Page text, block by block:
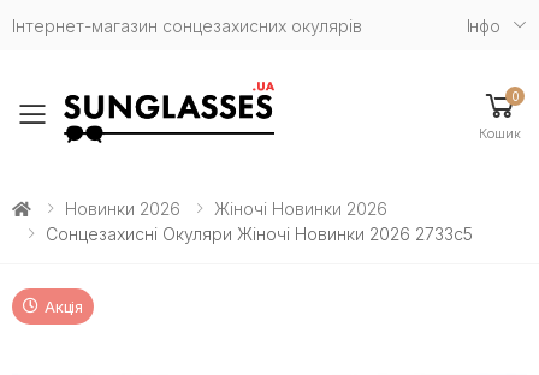
Інтернет-магазин сонцезахисних окулярів Iнфо
Toggle mobile menu
0
Кошик
Новинки 2026
Жіночі Новинки 2026
Сонцезахисні Окуляри Жіночі Новинки 2026 2733c5
Акція